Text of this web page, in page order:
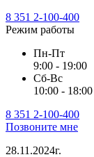
8 351 2-100-400
Режим работы
Пн-Пт
9:00 - 19:00
Сб-Вс
10:00 - 18:00
8 351 2-100-400
Позвоните мне
28.11.2024г.